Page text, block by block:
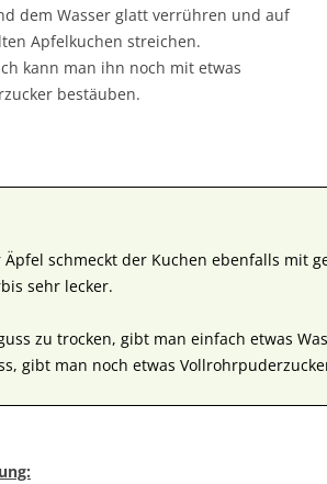
dem Wasser glatt verrühren und auf
Apfelkuchen streichen.
kann man ihn noch mit etwas
bestäuben.
Äpfel schmeckt der Kuchen ebenfalls mit
sehr lecker.
zu trocken, gibt man einfach etwas
gibt man noch etwas